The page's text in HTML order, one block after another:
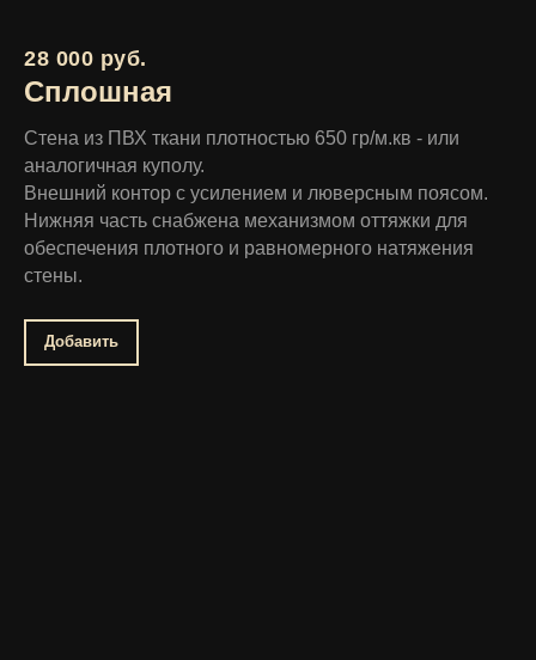
28 000 руб.
Сплошная
Стена из ПВХ ткани плотностью 650 гр/м.кв - или
аналогичная куполу.
Внешний контор с усилением и люверсным поясом.
Нижняя часть снабжена механизмом оттяжки для
обеспечения плотного и равномерного натяжения
стены.
Добавить